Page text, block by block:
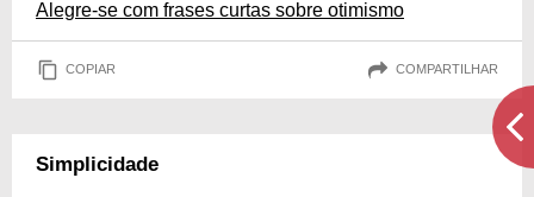
Alegre-se com frases curtas sobre otimismo
COPIAR COMPARTILHAR
Simplicidade